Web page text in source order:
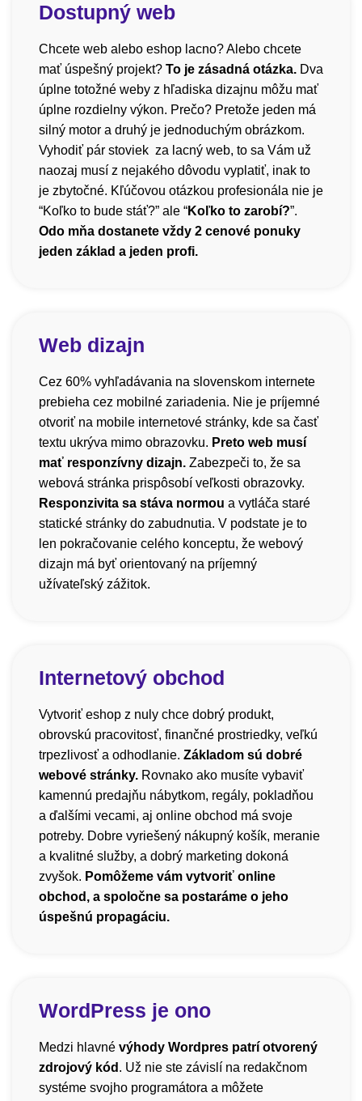
Dostupný web
Chcete web alebo eshop lacno? Alebo chcete
mať úspešný projekt? To je zásadná otázka. Dva
úplne totožné weby z hľadiska dizajnu môžu mať
úplne rozdielny výkon. Prečo? Pretože jeden má
silný motor a druhý je jednoduchým obrázkom.
Vyhodiť pár stoviek za lacný web, to sa Vám už
naozaj musí z nejakého dôvodu vyplatiť, inak to
je zbytočné. Kľúčovou otázkou profesionála nie je
“Koľko to bude stáť?” ale “Koľko to zarobí?”.
Odo mňa dostanete vždy 2 cenové ponuky
jeden základ a jeden profi.
Web dizajn
Cez 60% vyhľadávania na slovenskom internete
prebieha cez mobilné zariadenia. Nie je príjemné
otvoriť na mobile internetové stránky, kde sa časť
textu ukrýva mimo obrazovku. Preto web musí
mať responzívny dizajn. Zabezpeči to, že sa
webová stránka prispôsobí veľkosti obrazovky.
Responzivita sa stáva normou a vytláča staré
statické stránky do zabudnutia. V podstate je to
len pokračovanie celého konceptu, že webový
dizajn má byť orientovaný na príjemný
užívateľský zážitok.
Internetový obchod
Vytvoriť eshop z nuly chce dobrý produkt,
obrovskú pracovitosť, finančné prostriedky, veľkú
trpezlivosť a odhodlanie. Základom sú dobré
webové stránky. Rovnako ako musíte vybaviť
kamennú predajňu nábytkom, regály, pokladňou
a ďalšími vecami, aj online obchod má svoje
potreby. Dobre vyriešený nákupný košík, meranie
a kvalitné služby, a dobrý marketing dokoná
zvyšok. Pomôžeme vám vytvoriť online
obchod, a spoločne sa postaráme o jeho
úspešnú propagáciu.
WordPress je ono
Medzi hlavné výhody Wordpres patrí otvorený
zdrojový kód . Už nie ste závislí na redakčnom
systéme svojho programátora a môžete